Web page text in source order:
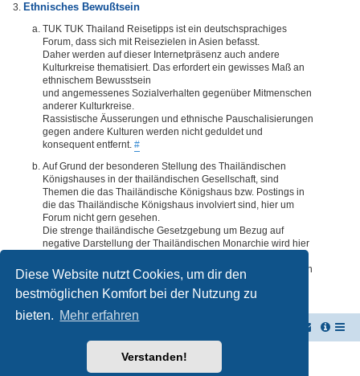
Diese Website nutzt Cookies, um dir den
bestmöglichen Komfort bei der Nutzung zu
bieten. Mehr erfahren
Verstanden!
Ethnisches Bewußtsein
TUK TUK Thailand Reisetipps ist ein deutschsprachiges
Forum, dass sich mit Reisezielen in Asien befasst.
Daher werden auf dieser Internetpräsenz auch andere
Kulturkreise thematisiert. Das erfordert ein gewisses Maß an
ethnischem Bewusstsein
und angemessenes Sozialverhalten gegenüber Mitmenschen
anderer Kulturkreise.
Rassistische Äusserungen und ethnische Pauschalisierungen
gegen andere Kulturen werden nicht geduldet und
konsequent entfernt. #
Auf Grund der besonderen Stellung des Thailändischen
Königshauses in der thailändischen Gesellschaft, sind
Themen die das Thailändische Königshaus bzw. Postings in
die das Thailändische Königshaus involviert sind, hier um
Forum nicht gern gesehen.
Die strenge thailändische Gesetzgebung um Bezug auf
negative Darstellung der Thailändischen Monarchie wird hier
deren Inhalte diesbezüglich auch nur ansatzweise bedenklich
erscheinen, kommentarlos entfernt. #
Powered byphpBB® Forum Software © phpBB Limited
Deutsche Übersetzung durchphpBB.de